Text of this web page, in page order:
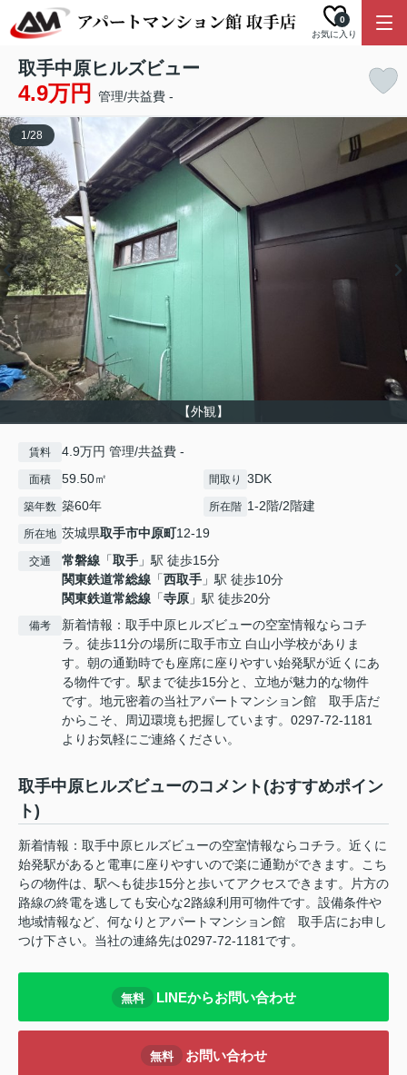
お気に入り
0
取手中原ヒルズビュー
4.9万円 管理/共益費 -
【外観】
1/28
賃料 4.9万円 管理/共益費 -
面積 59.50㎡ 間取り 3DK
築年数 築60年 所在階 1-2階/2階建
所在地 茨城県取手市中原町12-19
交通 常磐線 「取手 」駅 徒歩15分
関東鉄道常総線 「西取手 」駅 徒歩10分
関東鉄道常総線 「寺原 」駅 徒歩20分
備考
新着情報：取手中原ヒルズビューの空室情報ならコチ
ラ。徒歩11分の場所に取手市立 白山小学校がありま
す。朝の通勤時でも座席に座りやすい始発駅が近くにあ
る物件です。駅まで徒歩15分と、立地が魅力的な物件
です。地元密着の当社アパートマンション館 取手店だ
からこそ、周辺環境も把握しています。0297-72-1181
よりお気軽にご連絡ください。
取手中原ヒルズビューのコメント(おすすめポイン
ト)
新着情報：取手中原ヒルズビューの空室情報ならコチラ。近くに
始発駅があると電車に座りやすいので楽に通勤ができます。こち
らの物件は、駅へも徒歩15分と歩いてアクセスできます。片方の
路線の終電を逃しても安心な2路線利用可物件です。設備条件や
地域情報など、何なりとアパートマンション館 取手店にお申し
つけ下さい。当社の連絡先は0297-72-1181です。
無料 LINEからお問い合わせ
無料 お問い合わせ